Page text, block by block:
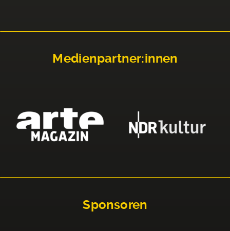
Medienpartner:innen
Sponsoren